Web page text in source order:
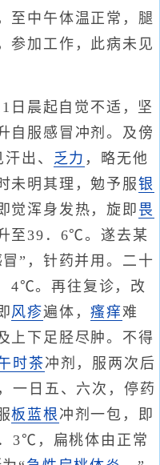
至中午体温正常，腿
参加工作，此病未见
日晨起自觉不适，坚
自服感冒冲剂。及傍
出、 乏力 ，略无他
未明其理，勉予服银
觉浑身发热，旋即 畏
至39．6℃。遂去某
”，针药并用。二十
4℃。再往复诊，改
风疹遍体，瘙痒难
上下足胫尽肿。不得
时茶冲剂，服两次后
一日五、六次，停药
板蓝根 冲剂一包，即
3℃，扁桃体由正常